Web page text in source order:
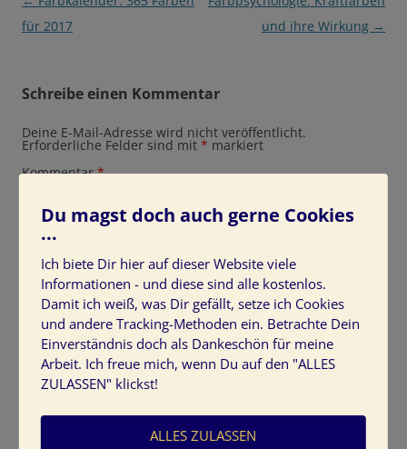
für 2017
und ihre Wirkung →
Schreibe einen Kommentar
Deine E-Mail-Adresse wird nicht veröffentlicht.
Erforderliche Felder sind mit * markiert
Kommentar*
Name*
Du magst doch auch gerne Cookies
...
Ich biete Dir hier auf dieser Website viele
Informationen - und diese sind alle kostenlos.
Damit ich weiß, was Dir gefällt, setze ich Cookies
und andere Tracking-Methoden ein. Betrachte Dein
Einverständnis doch als Dankeschön für meine
Arbeit. Ich freue mich, wenn Du auf den "ALLES
ZULASSEN" klickst!
ALLES ZULASSEN